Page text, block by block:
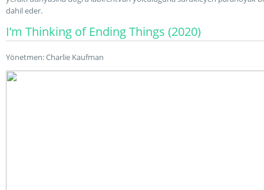
dahil eder.
I’m Thinking of Ending Things (2020)
Yönetmen: Charlie Kaufman